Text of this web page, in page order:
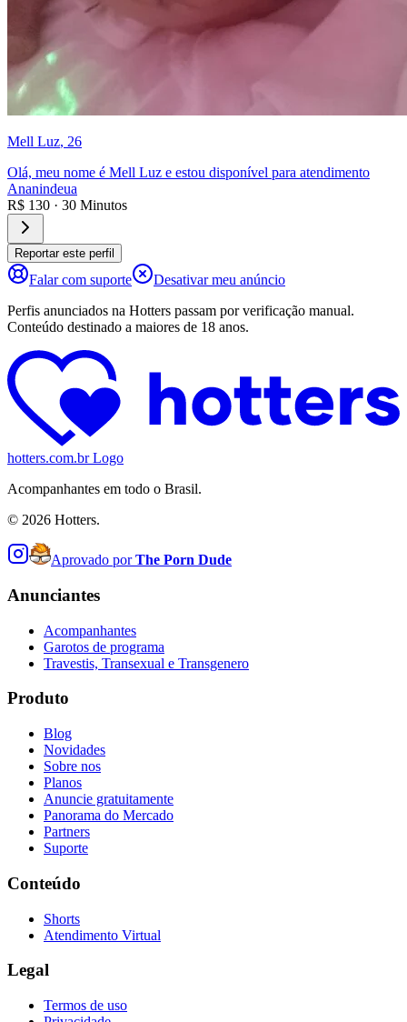
Mell Luz, 26
Olá, meu nome é Mell Luz e estou disponível para atendimento
Ananindeua
R$ 130 · 30 Minutos
Reportar este perfil
Falar com suporte
Desativar meu anúncio
Perfis anunciados na Hotters passam por verificação manual.
Conteúdo destinado a maiores de 18 anos.
hotters.com.br Logo
Acompanhantes em todo o Brasil.
© 2026 Hotters.
Aprovado por The Porn Dude
Anunciantes
Acompanhantes
Garotos de programa
Travestis, Transexual e Transgenero
Produto
Blog
Novidades
Sobre nos
Planos
Anuncie gratuitamente
Panorama do Mercado
Partners
Suporte
Conteúdo
Shorts
Atendimento Virtual
Legal
Termos de uso